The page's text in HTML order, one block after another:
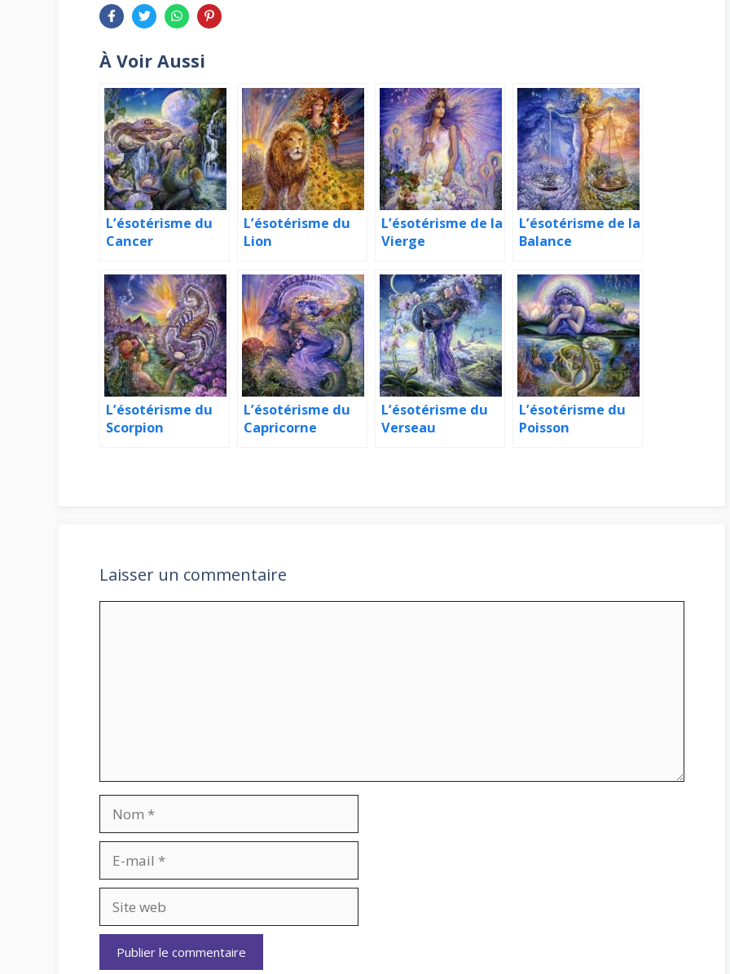
À Voir Aussi
L’ésotérisme du
Cancer
L’ésotérisme du
Lion
L’ésotérisme de la
Vierge
L’ésotérisme de la
Balance
L’ésotérisme du
Scorpion
L’ésotérisme du
Capricorne
L’ésotérisme du
Verseau
L’ésotérisme du
Poisson
Laisser un commentaire
mail
web